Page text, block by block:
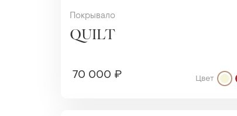
Покрывало
QUILT
70 000 ₽ Цвет